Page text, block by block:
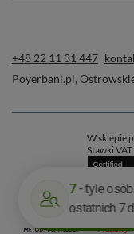
♨
świata. Odkryj
Indyjska
intensywności.
Zielona i
+48 22 11 31 447
Poyerbani.pl,
W sklepie
Stawki